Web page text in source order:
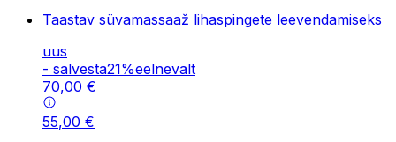
Taastav süvamassaaž lihaspingete leevendamiseks
uus
- salvesta21%eelnevalt
70,00 €
55,00 €